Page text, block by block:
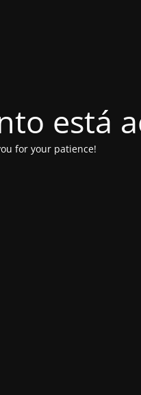
está
for your patience!